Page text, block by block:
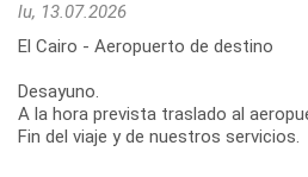
lu, 13.07.2026
El Cairo - Aeropuerto de destino
Desayuno.
A la hora prevista traslado al
Fin del viaje y de nuestros servicios.